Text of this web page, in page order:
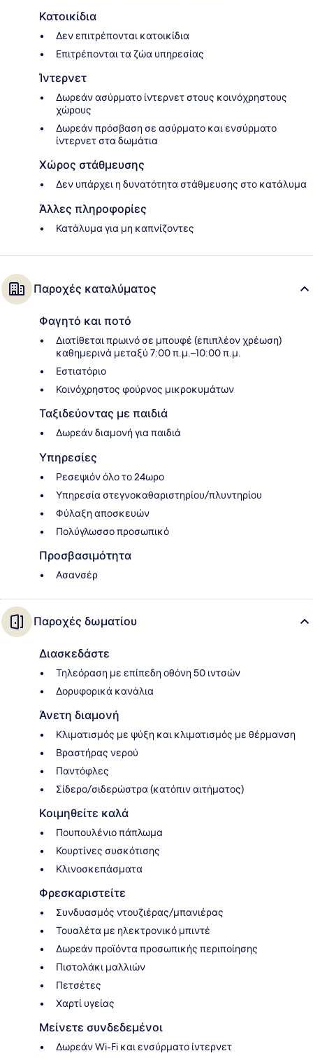
Κατοικίδια
Δεν επιτρέπονται κατοικίδια
Επιτρέπονται τα ζώα υπηρεσίας
Ίντερνετ
Δωρεάν ασύρματο ίντερνετ στους κοινόχρηστους
χώρους
Δωρεάν πρόσβαση σε ασύρματο και ενσύρματο
ίντερνετ στα δωμάτια
Χώρος στάθμευσης
Δεν υπάρχει η δυνατότητα στάθμευσης στο κατάλυμα
Άλλες πληροφορίες
Κατάλυμα για μη καπνίζοντες
Παροχές καταλύματος
Φαγητό και ποτό
Διατίθεται πρωινό σε μπουφέ (επιπλέον χρέωση)
καθημερινά μεταξύ 7:00 π.μ.–10:00 π.μ.
Εστιατόριο
Κοινόχρηστος φούρνος μικροκυμάτων
Ταξιδεύοντας με παιδιά
Δωρεάν διαμονή για παιδιά
Υπηρεσίες
Ρεσεψιόν όλο το 24ωρο
Υπηρεσία στεγνοκαθαριστηρίου/πλυντηρίου
Φύλαξη αποσκευών
Πολύγλωσσο προσωπικό
Προσβασιμότητα
Ασανσέρ
Παροχές δωματίου
Διασκεδάστε
Τηλεόραση με επίπεδη οθόνη 50 ιντσών
Δορυφορικά κανάλια
Άνετη διαμονή
Κλιματισμός με ψύξη και κλιματισμός με θέρμανση
Βραστήρας νερού
Παντόφλες
Σίδερο/σιδερώστρα (κατόπιν αιτήματος)
Κοιμηθείτε καλά
Πουπουλένιο πάπλωμα
Κουρτίνες συσκότισης
Κλινοσκεπάσματα
Φρεσκαριστείτε
Συνδυασμός ντουζιέρας/μπανιέρας
Τουαλέτα με ηλεκτρονικό μπιντέ
Δωρεάν προϊόντα προσωπικής περιποίησης
Πιστολάκι μαλλιών
Πετσέτες
Χαρτί υγείας
Μείνετε συνδεδεμένοι
Δωρεάν Wi-Fi και ενσύρματο ίντερνετ